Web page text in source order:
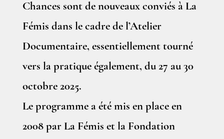
Chances sont de nouveaux conviés à La
Fémis dans le cadre de l’Atelier
Documentaire, essentiellement tourné
vers la pratique également, du 27 au 30
octobre 2025.
Le programme a été mis en place en
2008 par La Fémis et la Fondation